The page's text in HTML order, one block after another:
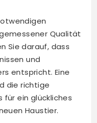
Qualität
Sie darauf, dass
und
entspricht. Eine
die richtige
für ein glückliches
Haustier.